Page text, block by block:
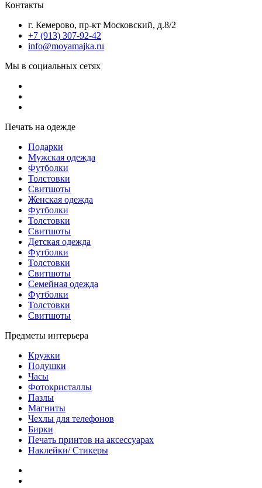
Контакты
г. Кемерово, пр-кт Московский, д.8/2
+7 (913) 307-92-42
info@moyamajka.ru
Мы в социальных сетях
Печать на одежде
Подарки
Мужская одежда
Футболки
Толстовки
Свитшоты
Женская одежда
Футболки
Толстовки
Свитшоты
Детская одежда
Футболки
Толстовки
Свитшоты
Семейная одежда
Футболки
Толстовки
Свитшоты
Предметы интерьера
Кружки
Подушки
Часы
Фотокристаллы
Пазлы
Магниты
Чехлы для телефонов
Бирки
Печать принтов на аксессуарах
Наклейки/ Стикеры